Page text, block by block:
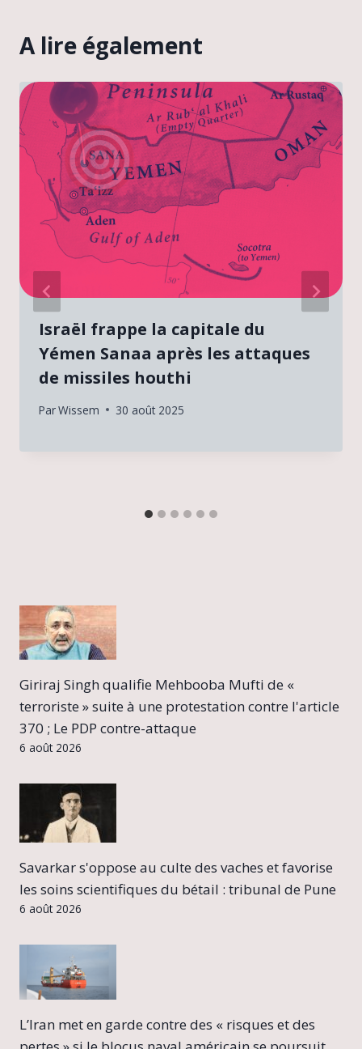
A lire également
Israël frappe la capitale du
Yémen Sanaa après les attaques
de missiles houthi
ParWissem 30 août 2025
Giriraj Singh qualifie Mehbooba Mufti de «
terroriste » suite à une protestation contre l'article
370 ; Le PDP contre-attaque
6 août 2026
Savarkar s'oppose au culte des vaches et favorise
les soins scientifiques du bétail : tribunal de Pune
6 août 2026
L’Iran met en garde contre des « risques et des